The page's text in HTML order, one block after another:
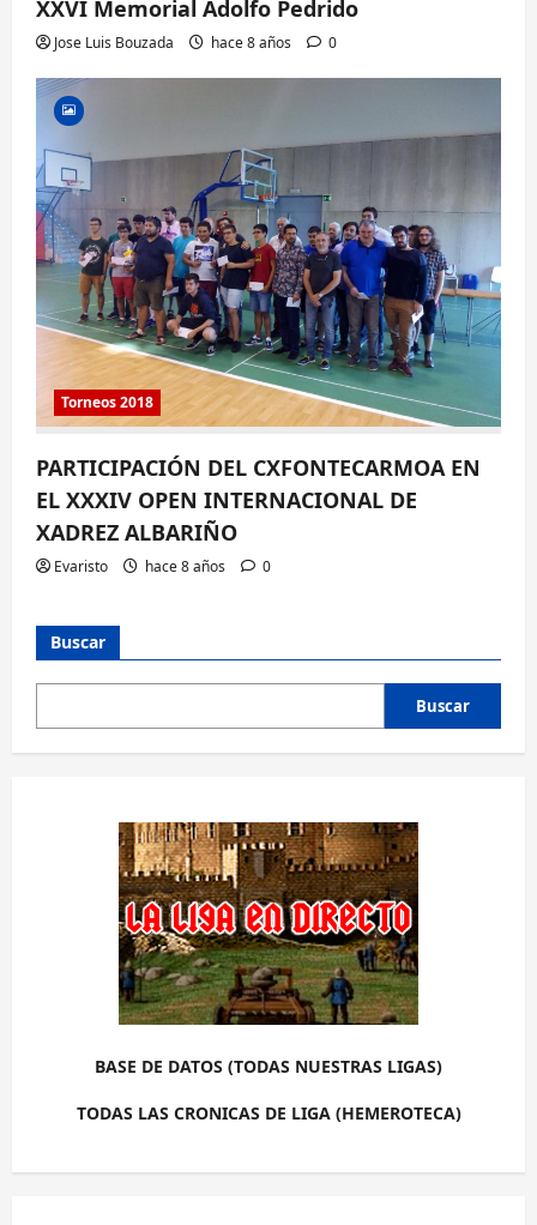
XXVI Memorial Adolfo Pedrido
Jose Luis Bouzada hace 8 años 0
Torneos 2018
PARTICIPACIÓN DEL CXFONTECARMOA EN
EL XXXIV OPEN INTERNACIONAL DE
XADREZ ALBARIÑO
Evaristo hace 8 años 0
Buscar
Buscar
BASE DE DATOS (TODAS NUESTRAS LIGAS)
TODAS LAS CRONICAS DE LIGA (HEMEROTECA)